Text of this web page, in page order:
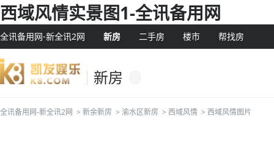
西域风情实景图1-全讯备用网
全讯备用网-新全讯2网 新房 二手房 楼市 帮找房
新房
全讯备用网-新全讯2网 > 新余新房 > 渝水区新房 > 西域风情 > 西域风情图片